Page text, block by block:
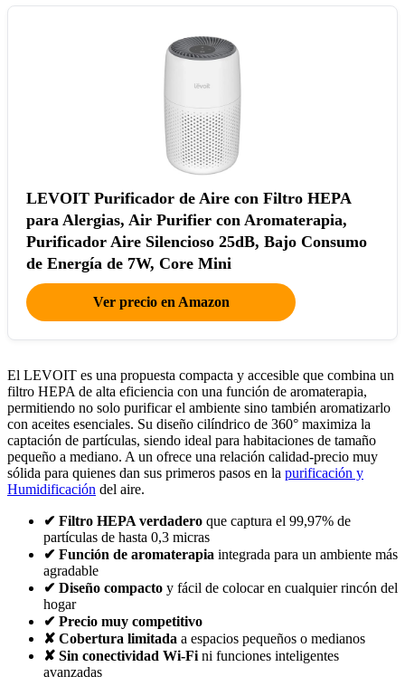
LEVOIT Purificador de Aire con Filtro HEPA
para Alergias, Air Purifier con Aromaterapia,
Purificador Aire Silencioso 25dB, Bajo Consumo
de Energía de 7W, Core Mini
Ver precio en Amazon
El LEVOIT es una propuesta compacta y accesible que combina un
filtro HEPA de alta eficiencia con una función de aromaterapia,
permitiendo no solo purificar el ambiente sino también aromatizarlo
con aceites esenciales. Su diseño cilíndrico de 360° maximiza la
captación de partículas, siendo ideal para habitaciones de tamaño
pequeño a mediano. A un ofrece una relación calidad-precio muy
sólida para quienes dan sus primeros pasos en la purificación y
Humidificación del aire.
✔ Filtro HEPA verdadero que captura el 99,97% de
partículas de hasta 0,3 micras
✔ Función de aromaterapia integrada para un ambiente más
agradable
✔ Diseño compacto y fácil de colocar en cualquier rincón del
hogar
✔ Precio muy competitivo
✘ Cobertura limitada a espacios pequeños o medianos
✘ Sin conectividad Wi-Fi ni funciones inteligentes
avanzadas